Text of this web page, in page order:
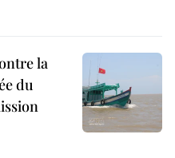
la
du